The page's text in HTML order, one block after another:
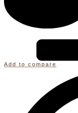
Add to compare